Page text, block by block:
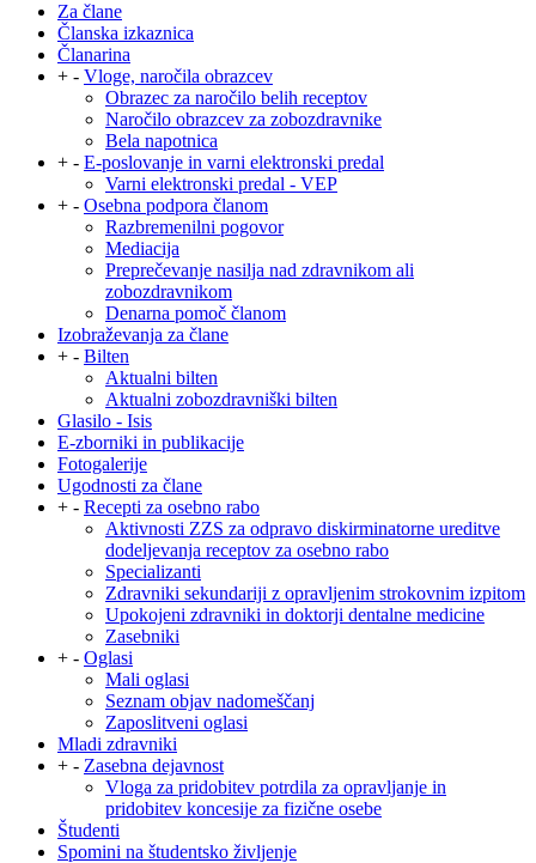
Za člane
Članska izkaznica
Članarina
+ - Vloge, naročila obrazcev
Obrazec za naročilo belih receptov
Naročilo obrazcev za zobozdravnike
Bela napotnica
+ - E-poslovanje in varni elektronski predal
Varni elektronski predal - VEP
+ - Osebna podpora članom
Razbremenilni pogovor
Mediacija
Preprečevanje nasilja nad zdravnikom ali
zobozdravnikom
Denarna pomoč članom
Izobraževanja za člane
+ - Bilten
Aktualni bilten
Aktualni zobozdravniški bilten
Glasilo - Isis
E-zborniki in publikacije
Fotogalerije
Ugodnosti za člane
+ - Recepti za osebno rabo
Aktivnosti ZZS za odpravo diskirminatorne ureditve
dodeljevanja receptov za osebno rabo
Specializanti
Zdravniki sekundariji z opravljenim strokovnim izpitom
Upokojeni zdravniki in doktorji dentalne medicine
Zasebniki
+ - Oglasi
Mali oglasi
Seznam objav nadomeščanj
Zaposlitveni oglasi
Mladi zdravniki
+ - Zasebna dejavnost
Vloga za pridobitev potrdila za opravljanje in
pridobitev koncesije za fizične osebe
Študenti
Spomini na študentsko življenje